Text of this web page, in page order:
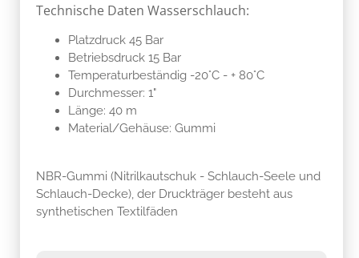
Technische Daten Wasserschlauch:
Platzdruck 45 Bar
Betriebsdruck 15 Bar
Temperaturbeständig -20°C - + 80°C
Durchmesser: 1"
Länge: 40 m
Material/Gehäuse: Gummi
NBR-Gummi (Nitrilkautschuk - Schlauch-Seele und
Schlauch-Decke), der Druckträger besteht aus
synthetischen Textilfäden